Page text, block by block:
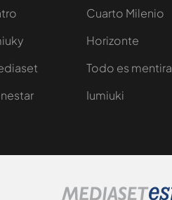
Cuarto Milenio
Horizonte
Todo es mentira
Iumiuki